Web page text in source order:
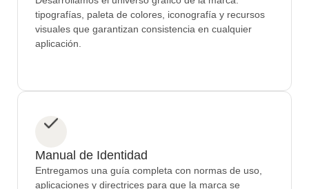
tipografías, paleta de colores, iconografía y recursos
visuales que garantizan consistencia en cualquier
aplicación.
Manual de Identidad
Entregamos una guía completa con normas de uso,
aplicaciones y directrices para que la marca se